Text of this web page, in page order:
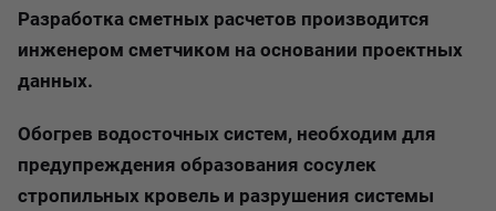
Разработка сметных расчетов производится
инженером сметчиком на основании проектных
данных.
Обогрев водосточных систем, необходим для
предупреждения образования сосулек
стропильных кровель и разрушения системы